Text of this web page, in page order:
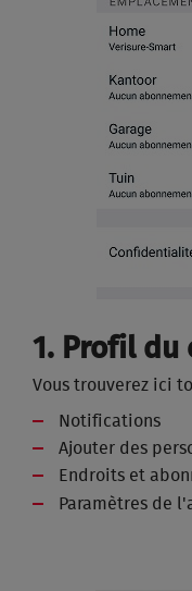
1. Profil du
Vous trouverez ici
Notifications
Ajouter des
Endroits et
Paramètres de